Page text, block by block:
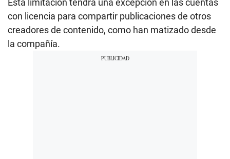
Esta limitación tendrá una excepción en las cuentas
con licencia para compartir publicaciones de otros
creadores de contenido, como han matizado desde
la compañía.